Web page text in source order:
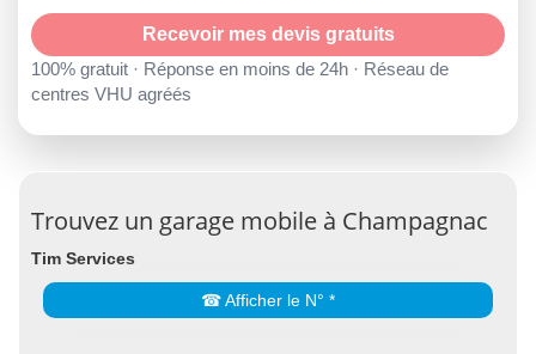
Recevoir mes devis gratuits
100% gratuit · Réponse en moins de 24h · Réseau de
centres VHU agréés
Trouvez un garage mobile à Champagnac
Tim Services
☎ Afficher le N° *